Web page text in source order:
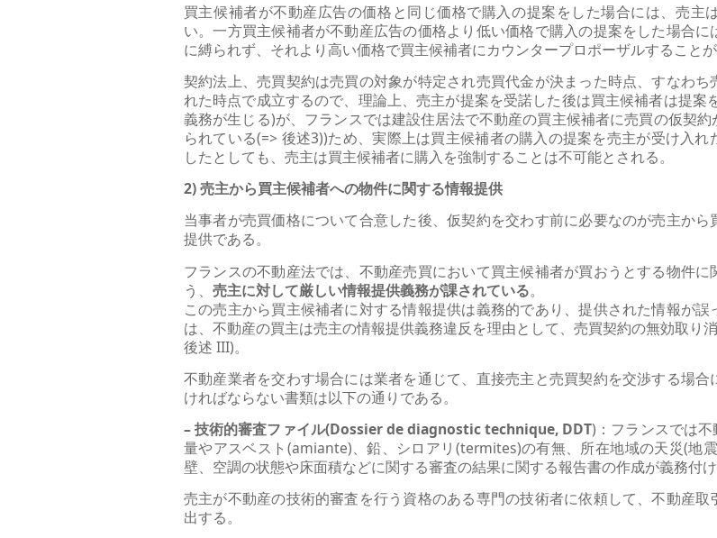
買主候補者が不動産広告の価格と同じ価格で購入の提案をした場合には、売主
い。一方買主候補者が不動産広告の価格より低い価格で購入の提案をした場合
に縛られず、それより高い価格で買主候補者にカウンタープロポーザルすることが
契約法上、売買契約は売買の対象が特定され売買代金が決まった時点、すなわ
れた時点で成立するので、理論上、売主が提案を受諾した後は買主候補者は提案
義務が生じる)が、フランスでは建設住居法で不動産の買主候補者に売買の仮契
られている(=> 後述3))ため、実際上は買主候補者の購入の提案を売主が受け入
したとしても、売主は買主候補者に購入を強制することは不可能とされる。
2) 売主から買主候補者への物件に関する情報提供
当事者が売買価格について合意した後、仮契約を交わす前に必要なのが売主か
提供である。
フランスの不動産法では、不動産売買において買主候補者が買おうとする物件
う、 売主に対して厳しい情報提供義務が課されている。
この売主から買主候補者に対する情報提供は義務的であり、提供された情報が
は、不動産の買主は売主の情報提供義務違反を理由として、売買契約の無効取り
後述 III)。
不動産業者を交わす場合には業者を通じて、直接売主と売買契約を交渉する場
ければならない書類は以下の通りである。
– 技術的審査ファイル(Dossier de diagnostic technique, DDT)：フランスでは
量やアスベスト(amiante)、鉛、シロアリ(termites)の有無、所在地域の天災(地
壁、空調の状態や床面積などに関する審査の結果に関する報告書の作成が義務付け
売主が不動産の技術的審査を行う資格のある専門の技術者に依頼して、不動産
出する。